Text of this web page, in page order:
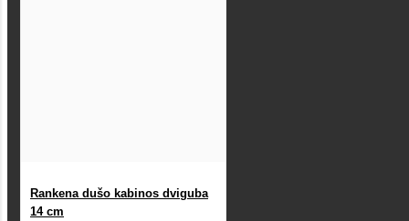
Rankena dušo kabinos dviguba
14 cm